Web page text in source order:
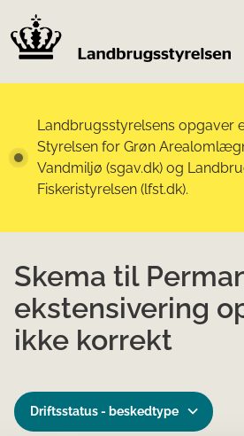
Landbrugsstyrelsens opgaver
Styrelsen for Grøn
Vandmiljø (sgav.dk) og
Fiskeristyrelsen (lfst.dk).
Skema til
ekstensivering
ikke korrekt
Driftsstatus - beskedtype